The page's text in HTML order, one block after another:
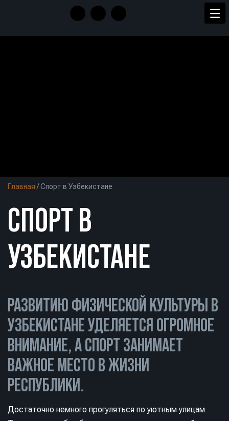
Главная/Спорт в Узбекистане
СПОРТ В
УЗБЕКИСТАНЕ
РАЗВИТИЮ ФИЗИЧЕСКОЙ КУЛЬТУРЫ В
УЗБЕКИСТАНЕ УДЕЛЯЕТСЯ ОГРОМНОЕ
ВНИМАНИЕ, А СПОРТ ЗАНИМАЕТ
ВАЖНОЕ МЕСТО В ЖИЗНИ
РЕСПУБЛИКИ.
Достаточно немного прогуляться по уютным улицам